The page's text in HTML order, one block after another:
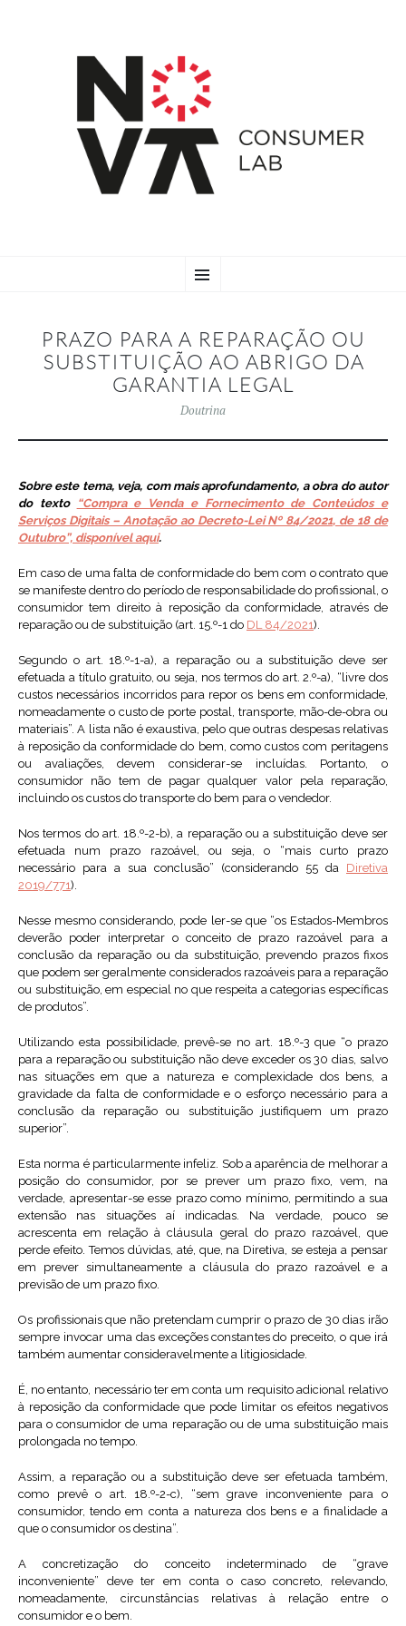
TO
PRAZO PARA A REPARAÇÃO OU
SUBSTITUIÇÃO AO ABRIGO DA
GARANTIA LEGAL
Doutrina
Sobre este tema, veja, com mais aprofundamento, a obra do autor
do texto “Compra e Venda e Fornecimento de Conteúdos e
Serviços Digitais – Anotação ao Decreto-Lei Nº 84/2021, de 18 de
Outubro”, disponível aqui.
Em caso de uma falta de conformidade do bem com o contrato que
se manifeste dentro do período de responsabilidade do profissional, o
consumidor tem direito à reposição da conformidade, através de
reparação ou de substituição (art. 15.º-1 do DL 84/2021).
Segundo o art. 18.º-1-a), a reparação ou a substituição deve ser
efetuada a título gratuito, ou seja, nos termos do art. 2.º-a), “livre dos
custos necessários incorridos para repor os bens em conformidade,
nomeadamente o custo de porte postal, transporte, mão-de-obra ou
materiais”. A lista não é exaustiva, pelo que outras despesas relativas
à reposição da conformidade do bem, como custos com peritagens
ou avaliações, devem considerar-se incluídas. Portanto, o
consumidor não tem de pagar qualquer valor pela reparação,
incluindo os custos do transporte do bem para o vendedor.
Nos termos do art. 18.º-2-b), a reparação ou a substituição deve ser
efetuada num prazo razoável, ou seja, o “mais curto prazo
necessário para a sua conclusão” (considerando 55 da Diretiva
2019/771).
Nesse mesmo considerando, pode ler-se que “os Estados-Membros
deverão poder interpretar o conceito de prazo razoável para a
conclusão da reparação ou da substituição, prevendo prazos fixos
que podem ser geralmente considerados razoáveis para a reparação
ou substituição, em especial no que respeita a categorias específicas
de produtos”.
Utilizando esta possibilidade, prevê-se no art. 18.º-3 que “o prazo
para a reparação ou substituição não deve exceder os 30 dias, salvo
nas situações em que a natureza e complexidade dos bens, a
gravidade da falta de conformidade e o esforço necessário para a
conclusão da reparação ou substituição justifiquem um prazo
superior”.
Esta norma é particularmente infeliz. Sob a aparência de melhorar a
posição do consumidor, por se prever um prazo fixo, vem, na
verdade, apresentar-se esse prazo como mínimo, permitindo a sua
extensão nas situações aí indicadas. Na verdade, pouco se
acrescenta em relação à cláusula geral do prazo razoável, que
perde efeito. Temos dúvidas, até, que, na Diretiva, se esteja a pensar
em prever simultaneamente a cláusula do prazo razoável e a
previsão de um prazo fixo.
Os profissionais que não pretendam cumprir o prazo de 30 dias irão
sempre invocar uma das exceções constantes do preceito, o que irá
também aumentar consideravelmente a litigiosidade.
É, no entanto, necessário ter em conta um requisito adicional relativo
à reposição da conformidade que pode limitar os efeitos negativos
para o consumidor de uma reparação ou de uma substituição mais
prolongada no tempo.
Assim, a reparação ou a substituição deve ser efetuada também,
como prevê o art. 18.º-2-c), “sem grave inconveniente para o
consumidor, tendo em conta a natureza dos bens e a finalidade a
que o consumidor os destina”.
A concretização do conceito indeterminado de “grave
inconveniente” deve ter em conta o caso concreto, relevando,
nomeadamente, circunstâncias relativas à relação entre o
consumidor e o bem.